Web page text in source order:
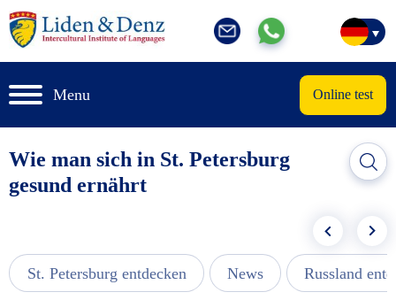
Menu Online test
Wie man sich in St. Petersburg
gesund ernährt
St. Petersburg entdecken News Russland